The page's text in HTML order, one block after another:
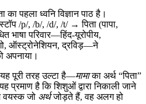
का पहला ध्वनि विज्ञान पाठ है।
/p/, /b/, /d/, /t/ → पिता (पापा,
भाषा परिवार—हिंद-यूरोपीय,
ऑस्ट्रोनेशियन, द्रविड़—ने
अपनाया।
पूरी तरह उल्टा है—मामाका अर्थ “पिता”
प्रमाण है कि शिशुओं द्वारा निकाली जाने
वयस्क जो अर्थजोड़ते हैं, वह अलग हो